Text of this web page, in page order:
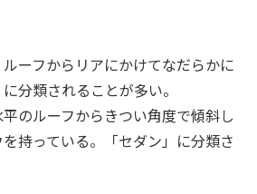
ーフからリアにかけてなだらかに
分類されることが多い。
のルーフからきつい角度で傾斜し
持っている。「セダン」に分類さ